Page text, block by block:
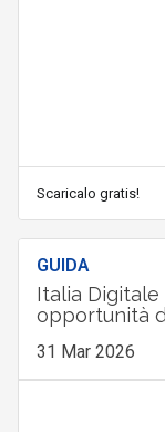
Scaricalo gratis!
GUIDA
Italia Digitale
opportunità
31 Mar 2026